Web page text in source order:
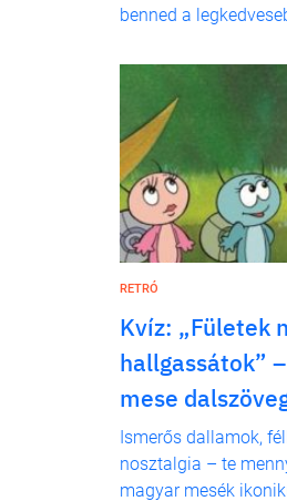
benned a
RETRÓ
Kvíz: „Fületek
hallgassátok”
mese
Ismerős dallamok,
nosztalgia – te
magyar mesék